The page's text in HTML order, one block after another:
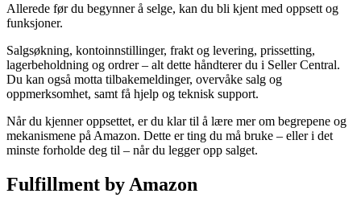
Allerede før du begynner å selge, kan du bli kjent med oppsett og
funksjoner.
Salgsøkning, kontoinnstillinger, frakt og levering, prissetting,
lagerbeholdning og ordrer – alt dette håndterer du i Seller Central.
Du kan også motta tilbakemeldinger, overvåke salg og
oppmerksomhet, samt få hjelp og teknisk support.
Når du kjenner oppsettet, er du klar til å lære mer om begrepene og
mekanismene på Amazon. Dette er ting du må bruke – eller i det
minste forholde deg til – når du legger opp salget.
Fulfillment by Amazon